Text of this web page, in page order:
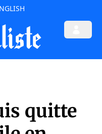
quitte